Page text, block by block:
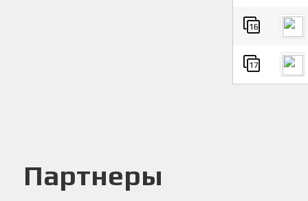
16
17
Партнеры